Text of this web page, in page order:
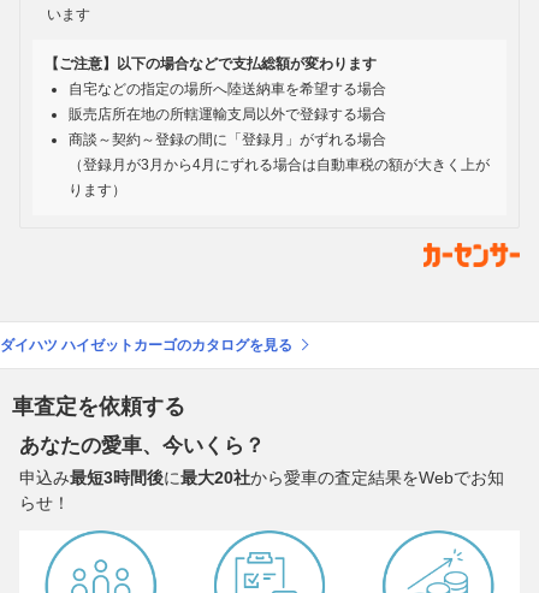
います
【ご注意】以下の場合などで支払総額が変わります
自宅などの指定の場所へ陸送納車を希望する場合
販売店所在地の所轄運輸支局以外で登録する場合
商談～契約～登録の間に「登録月」がずれる場合
（登録月が3月から4月にずれる場合は自動車税の額が大きく上が
ります）
ダイハツ ハイゼットカーゴのカタログを見る
車査定を依頼する
あなたの愛車、今いくら？
申込み最短3時間後に最大20社から愛車の査定結果をWebでお知
らせ！